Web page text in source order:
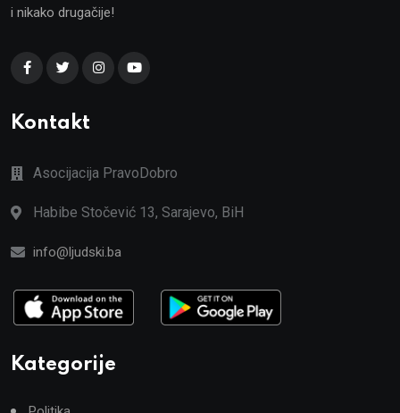
i nikako drugačije!
Kontakt
Asocijacija PravoDobro
Habibe Stočević 13, Sarajevo, BiH
info@ljudski.ba
Kategorije